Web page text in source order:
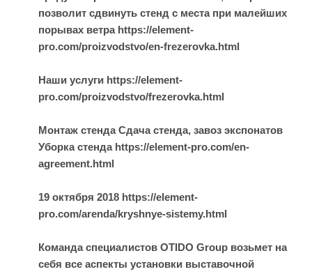
позволит сдвинуть стенд с места при малейших
порывах ветра https://element-
pro.com/proizvodstvo/en-frezerovka.html
Наши услуги https://element-
pro.com/proizvodstvo/frezerovka.html
Монтаж стенда Сдача стенда, завоз экспонатов
Уборка стенда https://element-pro.com/en-
agreement.html
19 октября 2018 https://element-
pro.com/arenda/kryshnye-sistemy.html
Команда специалистов OTIDO Group возьмет на
себя все аспекты установки выставочной